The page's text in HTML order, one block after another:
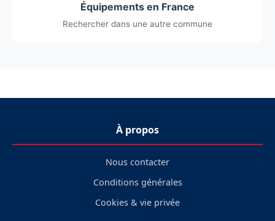
Équipements en France
Rechercher dans une autre commune
À propos
Nous contacter
Conditions générales
Cookies & vie privée